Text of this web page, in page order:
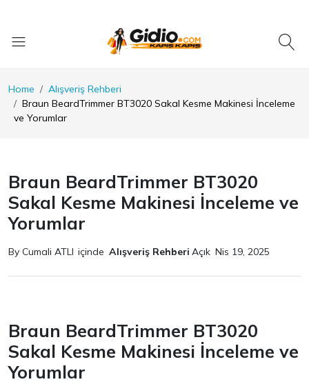
Home
Alışveriş Rehberi
Braun BeardTrimmer BT3020 Sakal Kesme Makinesi İnceleme
ve Yorumlar
Braun BeardTrimmer BT3020
Sakal Kesme Makinesi İnceleme ve
Yorumlar
By Cumali ATLI içinde Alışveriş Rehberi Açık Nis 19, 2025
Braun BeardTrimmer BT3020
Sakal Kesme Makinesi İnceleme ve
Yorumlar